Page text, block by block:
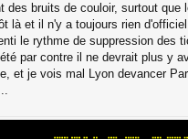
des bruits de couloir, surtout que
là et il n'y a toujours rien
le rythme de suppression des
par contre il ne devrait plus y
et je vois mal Lyon devancer